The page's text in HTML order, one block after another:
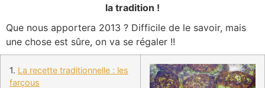
la tradition !
Que nous apportera 2013 ? Difficile de le savoir, mais
une chose est sûre, on va se régaler !!
1. La recette traditionnelle : les
farçous